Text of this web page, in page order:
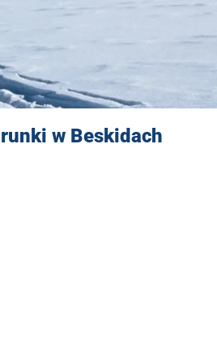
w Beskidach